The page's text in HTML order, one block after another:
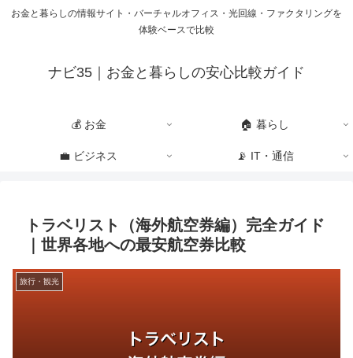
お金と暮らしの情報サイト・バーチャルオフィス・光回線・ファクタリングを
体験ベースで比較
ナビ35｜お金と暮らしの安心比較ガイド
💰 お金 🏠 暮らし
💼 ビジネス 📡 IT・通信
トラベリスト（海外航空券編）完全ガイド
｜世界各地への最安航空券比較
旅行・観光